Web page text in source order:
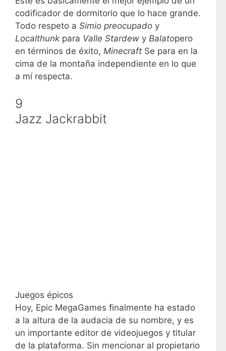
codificador de dormitorio que lo hace grande.
Todo respeto a Simio preocupado y
Localthunk para Valle Stardew y Balatopero
en términos de éxito, Minecraft Se para en la
cima de la montaña independiente en lo que
a mí respecta.
9
Jazz Jackrabbit
Juegos épicos
Hoy, Epic MegaGames finalmente ha estado
a la altura de la audacia de su nombre, y es
un importante editor de videojuegos y titular
de la plataforma. Sin mencionar al propietario